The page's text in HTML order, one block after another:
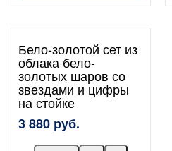
Бело-золотой сет из
облака бело-
золотых шаров со
звездами и цифры
на стойке
3 880 руб.